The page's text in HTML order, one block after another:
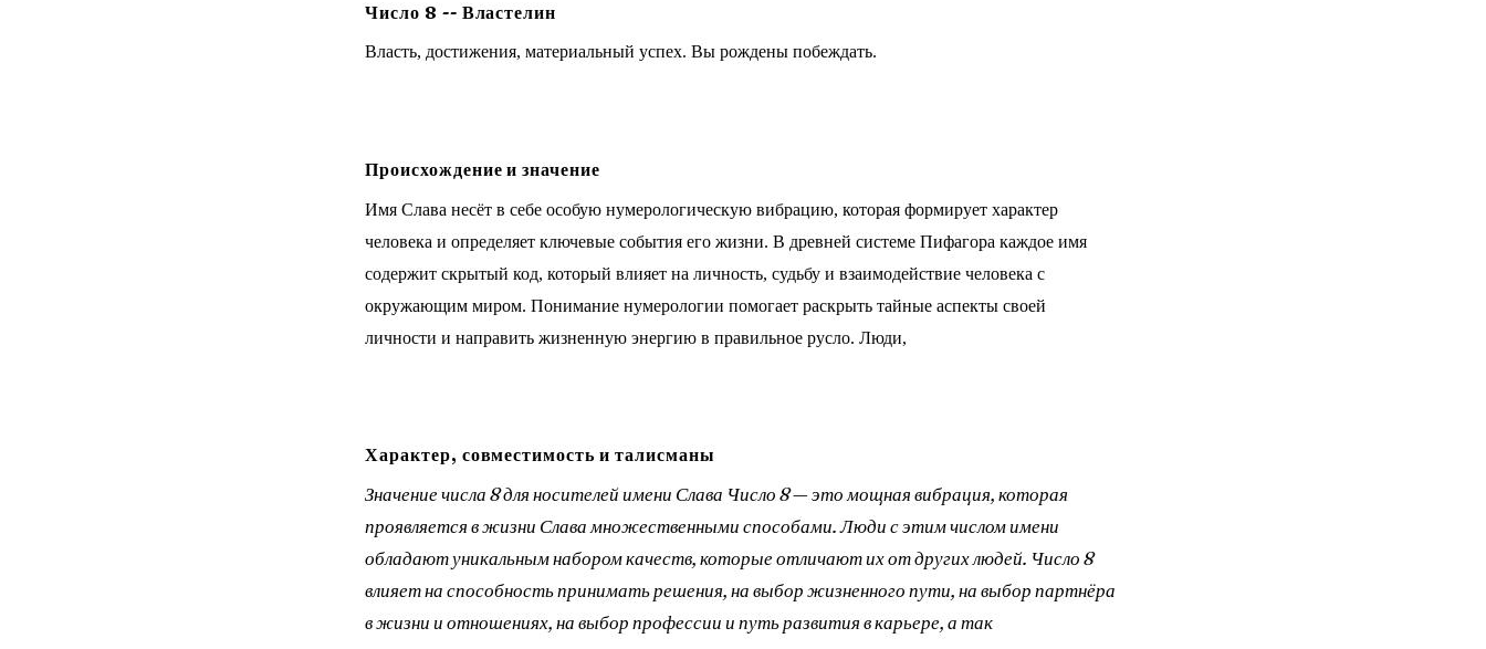
Число 8 -- Властелин
Власть, достижения, материальный успех. Вы рождены побеждать.
Происхождение и значение
Имя Слава несёт в себе особую нумерологическую вибрацию, которая формирует характер
человека и определяет ключевые события его жизни. В древней системе Пифагора каждое имя
содержит скрытый код, который влияет на личность, судьбу и взаимодействие человека с
окружающим миром. Понимание нумерологии помогает раскрыть тайные аспекты своей
личности и направить жизненную энергию в правильное русло. Люди,
Характер, совместимость и талисманы
Значение числа 8 для носителей имени Слава Число 8 — это мощная вибрация, которая
проявляется в жизни Слава множественными способами. Люди с этим числом имени
обладают уникальным набором качеств, которые отличают их от других людей. Число 8
влияет на способность принимать решения, на выбор жизненного пути, на выбор партнёра
в жизни и отношениях, на выбор профессии и путь развития в карьере, а так